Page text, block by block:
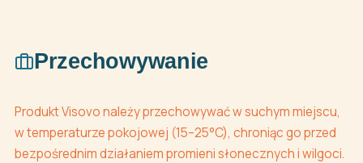
Przechowywanie
Produkt Visovo należy przechowywać w suchym miejscu,
w temperaturze pokojowej (15–25°C), chroniąc go przed
bezpośrednim działaniem promieni słonecznych i wilgoci.